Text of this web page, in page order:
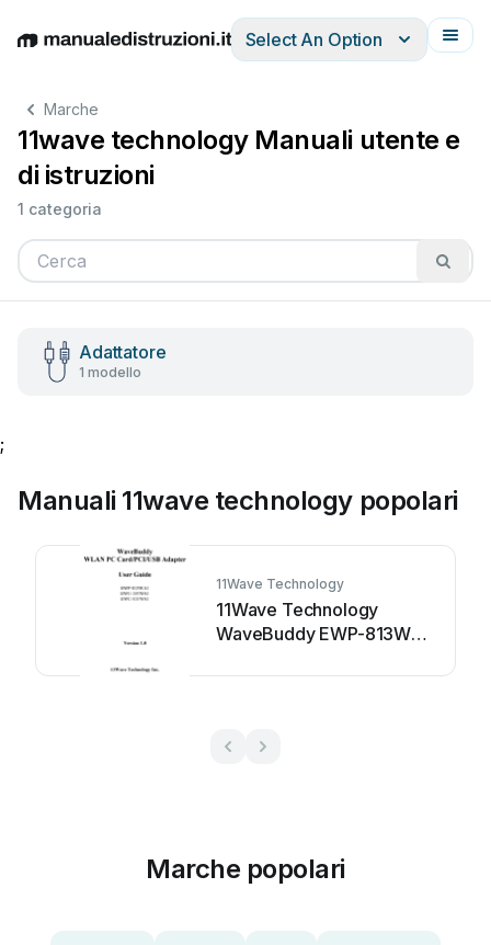
EnglishDeutschEspañolItalianoFrançais
Select An Option
Marche
11wave technology Manuali utente e
di istruzioni
1 categoria
Adattatore
1 modello
;
Manuali 11wave technology popolari
11Wave Technology
11Wave Technology
WaveBuddy EWP-813WA1
Marche popolari